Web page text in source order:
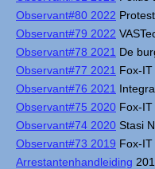
Observant#80 2022
Observant#79 2022
Observant#78 2021 De
Observant#77 2021 Fox-IT
Observant#76 2021
Observant#75 2020 Fox-
Observant#74 2020 Stasi
Observant#73 2019 Fox-
Arrestantenhandleiding